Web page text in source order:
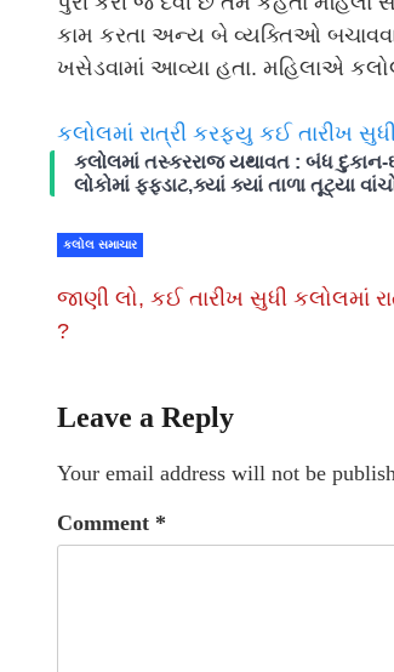
કામ કરતા અન્ય બે વ્યક્તિઓ
ખસેડવામાં આવ્યા હતા. મહિલાએ
કલોલમાં રાત્રી કરફ્યુ કઈ તારીખ
કલોલમાં તસ્કરરાજ યથાવત : બંધ દુકાન-
લોકોમાં ફફડાટ,ક્યાં ક્યાં તાળા તૂટ્યા
કલોલ સમાચાર
જાણી લો, કઈ તારીખ સુધી કલોલમાં
?
Leave a Reply
Your email address will not be
Comment *